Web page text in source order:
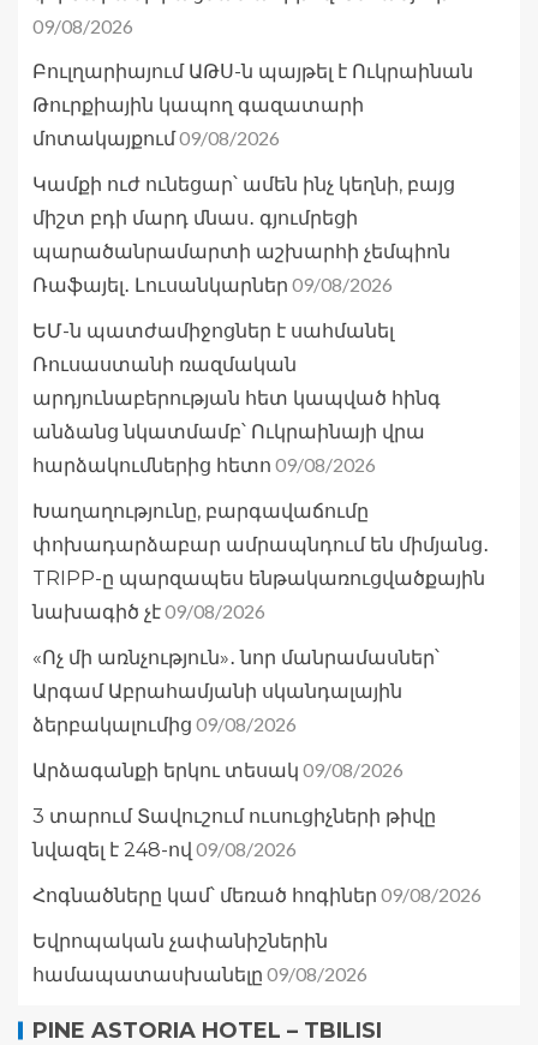
09/08/2026
Բուլղարիայում ԱԹՍ-ն պայթել է Ուկրաինան
Թուրքիային կապող գազատարի
մոտակայքում09/08/2026
Կամքի ուժ ունեցար՝ ամեն ինչ կեղնի, բայց
միշտ բդի մարդ մնաս․ գյումրեցի
պարածանրամարտի աշխարհի չեմպիոն
Ռաֆայել․ Լուսանկարներ 09/08/2026
ԵՄ-ն պատժամիջոցներ է սահմանել
Ռուսաստանի ռազմական
արդյունաբերության հետ կապված հինգ
անձանց նկատմամբ՝ Ուկրաինայի վրա
հարձակումներից հետո 09/08/2026
Խաղաղությունը, բարգավաճումը
փոխադարձաբար ամրապնդում են միմյանց․
TRIPP-ը պարզապես ենթակառուցվածքային
նախագիծ չէ09/08/2026
«Ոչ մի առնչություն»․ նոր մանրամասներ՝
Արգամ Աբրահամյանի սկանդալային
ձերբակալումից 09/08/2026
Արձագանքի երկու տեսակ 09/08/2026
3 տարում Տավուշում ուսուցիչների թիվը
նվազել է 248-ով 09/08/2026
Հոգնածները կամ՝ մեռած հոգիներ 09/08/2026
Եվրոպական չափանիշներին
համապատասխանելը 09/08/2026
PINE ASTORIA HOTEL – TBILISI